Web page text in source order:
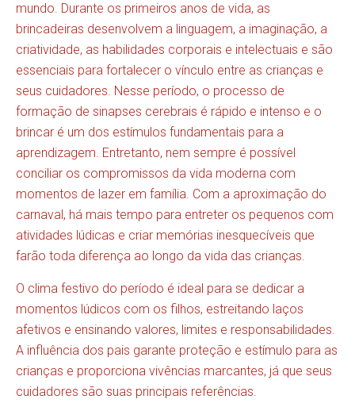
mundo. Durante os primeiros anos de vida, as
brincadeiras desenvolvem a linguagem, a imaginação, a
criatividade, as habilidades corporais e intelectuais e são
essenciais para fortalecer o vínculo entre as crianças e
seus cuidadores. Nesse período, o processo de
formação de sinapses cerebrais é rápido e intenso e o
brincar é um dos estímulos fundamentais para a
aprendizagem. Entretanto, nem sempre é possível
conciliar os compromissos da vida moderna com
momentos de lazer em família. Com a aproximação do
carnaval, há mais tempo para entreter os pequenos com
atividades lúdicas e criar memórias inesquecíveis que
farão toda diferença ao longo da vida das crianças.
O clima festivo do período é ideal para se dedicar a
momentos lúdicos com os filhos, estreitando laços
afetivos e ensinando valores, limites e responsabilidades.
A influência dos pais garante proteção e estímulo para as
crianças e proporciona vivências marcantes, já que seus
cuidadores são suas principais referências.